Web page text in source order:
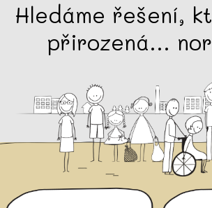
Hledáme řešení,
přirozená...